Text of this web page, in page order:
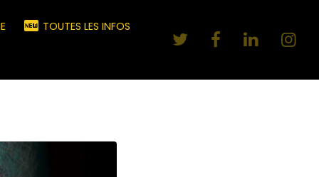
TOUTES LES INFOS